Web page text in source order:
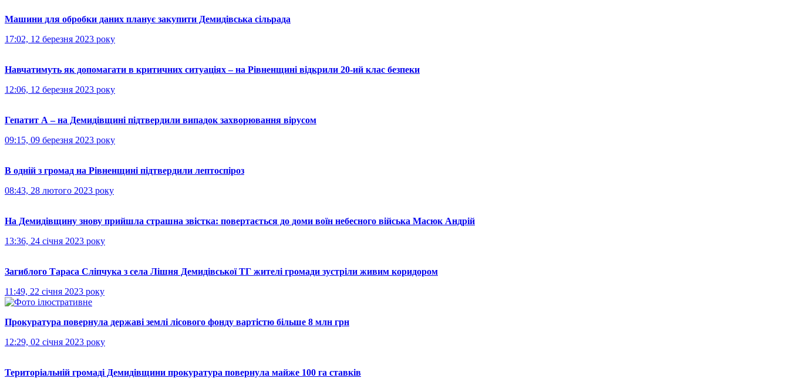
Машини для обробки даних планує закупити Демидівська сільрада
17:02, 12 березня 2023 року
Навчатимуть як допомагати в критичних ситуаціях – на Рівненщині відкрили 20-ий клас безпеки
12:06, 12 березня 2023 року
Гепатит А – на Демидівщині підтвердили випадок захворювання вірусом
09:15, 09 березня 2023 року
В одній з громад на Рівненщині підтвердили лептоспіроз
08:43, 28 лютого 2023 року
На Демидівщину знову прийшла страшна звістка: повертається до доми воїн небесного війська Масюк Андрій
13:36, 24 січня 2023 року
Загиблого Тараса Сліпчука з села Лішня Демидівської ТГ жителі громади зустріли живим коридором
11:49, 22 січня 2023 року
Прокуратура повернула державі землі лісового фонду вартістю більше 8 млн грн
12:29, 02 січня 2023 року
Територіальній громаді Демидівщини прокуратура повернула майже 100 га ставків